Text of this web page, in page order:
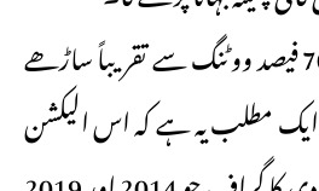
102 سیٹوں پر 65.5 فیصد ووٹنگ کا اعداد و شمار (جو 2019 میں 70 فیصد ووٹنگ سے تقریباً ساڑھے
مطلب یہ ہے کہ اس الیکشن